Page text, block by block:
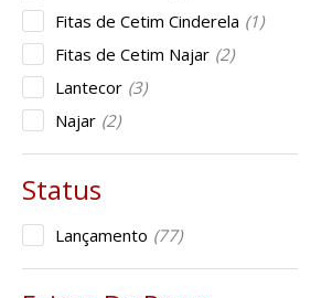
Fitas de Cetim Cinderela (1)
Fitas de Cetim Najar (2)
Lantecor (3)
Najar (2)
Lançamento (77)